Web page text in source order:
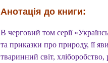
Анотація до книги:
В черговий том серії
та приказки про природу, її
тваринний світ,